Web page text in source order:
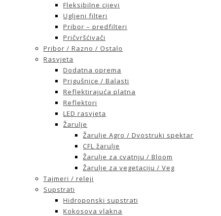
Fleksibilne cijevi
Ugljeni filteri
Pribor – predfilteri
Pričvršćivači
Pribor / Razno / Ostalo
Rasvjeta
Dodatna oprema
Prigušnice / Balasti
Reflektirajuća platna
Reflektori
LED rasvjeta
Žarulje
Žarulje Agro / Dvostruki spektar
CFL žarulje
Žarulje za cvatnju / Bloom
Žarulje za vegetaciju / Veg
Tajmeri / releji
Supstrati
Hidroponski supstrati
Kokosova vlakna